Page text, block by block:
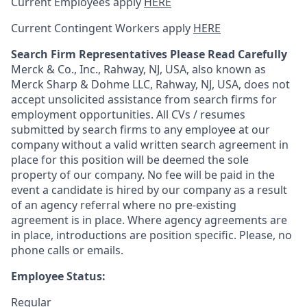
Current Contingent Workers apply HERE
Search Firm Representatives Please Read Carefully
Merck & Co., Inc., Rahway, NJ, USA, also known as
Merck Sharp & Dohme LLC, Rahway, NJ, USA, does not
accept unsolicited assistance from search firms for
employment opportunities. All CVs / resumes
submitted by search firms to any employee at our
company without a valid written search agreement in
place for this position will be deemed the sole
property of our company. No fee will be paid in the
event a candidate is hired by our company as a result
of an agency referral where no pre-existing
agreement is in place. Where agency agreements are
in place, introductions are position specific. Please, no
phone calls or emails.
Employee Status:
Regular